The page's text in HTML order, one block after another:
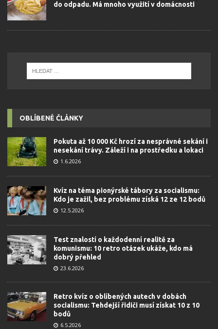
do odpadu. Má mnoho využití v domácnosti
OBLÍBENÉ ČLÁNKY
Pokuta až 10 000 Kč hrozí za nesprávné sekání i
nesekání trávy. Záleží i na prostředku a lokaci
1.6.2026
Kvíz na téma pionýrské tábory za socialismu:
Kdo je zažil, bez problému získá 12 ze 12 bodů
12.5.2026
Test znalostí o každodenní realitě za
komunismu: 10 retro otázek ukáže, kdo má
dobrý přehled
23.6.2026
Retro kvíz o oblíbených autech v dobách
socialismu: Tehdejší řidiči musí získat 10 z 10
bodů
6.5.2026